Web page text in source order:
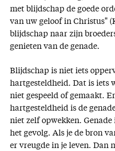
met blijdschap de goede
van uw geloof in Christus"
blijdschap naar zijn
genieten van de genade.
Blijdschap is niet iets
hartgesteldheid. Dat is iets
niet gespeeld of gemaakt.
hartgesteldheid is de
niet zelf opwekken.
het gevolg. Als je de bron
er vreugde in je leven. Dan